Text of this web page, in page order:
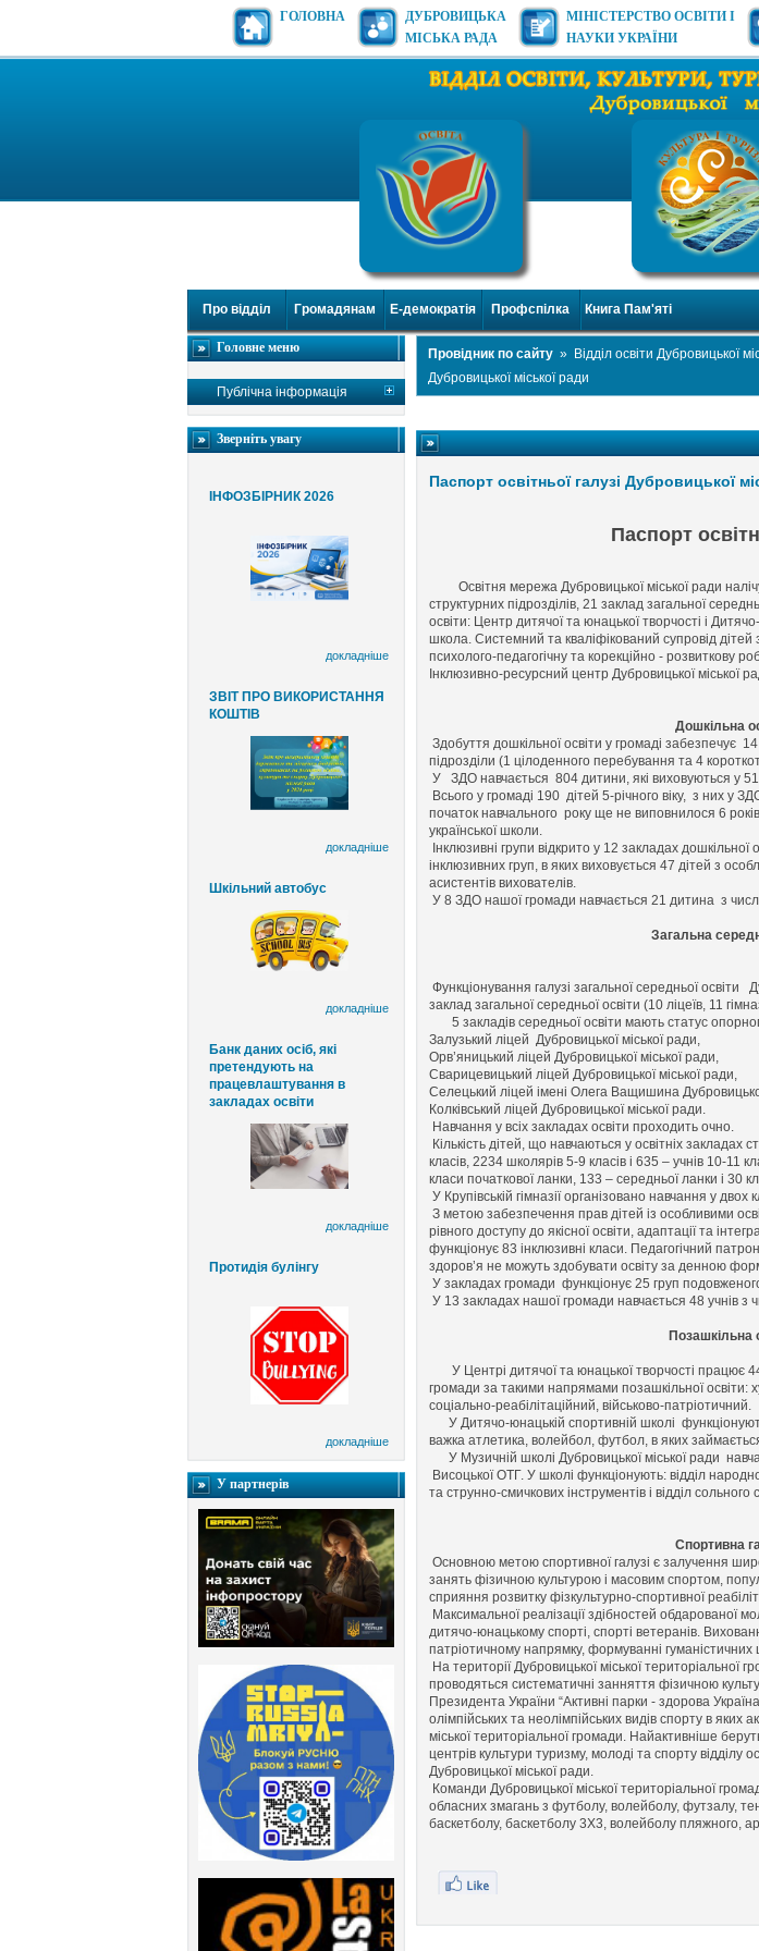
ГОЛОВНА
ДУБРОВИЦЬКА
МІСЬКА РАДА
МІНІСТЕРСТВО ОСВІТИ І
НАУКИ УКРАЇНИ
Про відділ Громадянам Е-демократія Профспілка Книга Пам'яті
Головне меню
Публічна інформація
Зверніть увагу
ІНФОЗБІРНИК 2026
докладніше
ЗВІТ ПРО ВИКОРИСТАННЯ
КОШТІВ
докладніше
Шкільний автобус
докладніше
Банк даних осіб, які
претендують на
працевлаштування в
закладах освіти
докладніше
Протидія булінгу
докладніше
У партнерів
Провідник по сайту » Відділ освіти Дубровицької
Дубровицької міської ради
Паспорт освітньої галузі Дубровицької
Паспорт
Освітня мережа Дубровицької міської ради
структурних підрозділів, 21 заклад загальної
освіти: Центр дитячої та юнацької творчості і
школа. Системний та кваліфікований супровід
психолого-педагогічну та корекційно - розвиткову
Інклюзивно-ресурсний центр Дубровицької міської
Дошкільна
Здобуття дошкільної освіти у громаді забезпечує
підрозділи (1 цілоденного перебування та 4
У ЗДО навчається 804 дитини, які виховуються у 51
Всього у громаді 190 дітей 5-річного віку, з них у
початок навчального року ще не виповнилося 6
української школи.
Інклюзивні групи відкрито у 12 закладах
інклюзивних груп, в яких виховується 47 дітей з
асистентів вихователів.
У 8 ЗДО нашої громади навчається 21 дитина з
Загальна
Функціонування галузі загальної середньої освіти
заклад загальної середньої освіти (10 ліцеїв, 11
5 закладів середньої освіти мають статус
Залузький ліцей Дубровицької міської ради,
Орв’яницький ліцей Дубровицької міської ради,
Сварицевицький ліцей Дубровицької міської ради,
Селецький ліцей імені Олега Ващишина
Колківський ліцей Дубровицької міської ради.
Навчання у всіх закладах освіти проходить очно.
Кількість дітей, що навчаються у освітніх закладах
класів, 2234 школярів 5-9 класів і 635 – учнів 10-11
класи початкової ланки, 133 – середньої ланки і 30
У Крупівській гімназії організовано навчання у двох
З метою забезпечення прав дітей із особливими
рівного доступу до якісної освіти, адаптації та
функціонує 83 інклюзивні класи. Педагогічний
здоров’я не можуть здобувати освіту за денною
У закладах громади функціонує 25 груп
У 13 закладах нашої громади навчається 48 учнів з
Позашкільна
У Центрі дитячої та юнацької творчості працює
громади за такими напрямами позашкільної освіти:
соціально-реабілітаційний, військово-патріотичний.
У Дитячо-юнацькій спортивній школі
важка атлетика, волейбол, футбол, в яких
У Музичній школі Дубровицької міської ради
Висоцької ОТГ. У школі функціонують: відділ
та струнно-смичкових інструментів і відділ
Спортивна
Основною метою спортивної галузі є залучення
занять фізичною культурою і масовим спортом,
сприяння розвитку фізкультурно-спортивної
Максимальної реалізації здібностей обдарованої
дитячо-юнацькому спорті, спорті ветеранів.
патріотичному напрямку, формуванні гуманістичних
На території Дубровицької міської територіальної
проводяться систематичні занняття фізичною
Президента України “Активні парки - здорова
олімпійських та неолімпійських видів спорту в
міської територіальної громади. Найактивніше
центрів культури туризму, молоді та спорту відділу
Дубровицької міської ради.
Команди Дубровицької міської територіальної
обласних змагань з футболу, волейболу, футзалу,
баскетболу, баскетболу 3Х3, волейболу пляжного,